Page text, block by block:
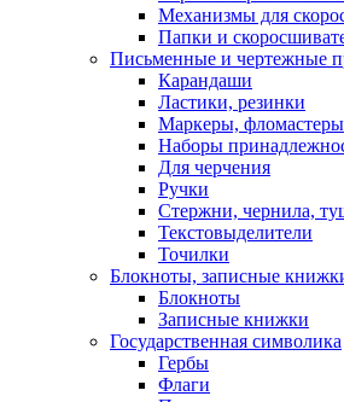
Механизмы для
Папки и
Письменные и чертежные
Карандаши
Ластики, резинки
Маркеры, фломастеры
Наборы
Для черчения
Ручки
Стержни, чернила,
Текстовыделители
Точилки
Блокноты, записные
Блокноты
Записные книжки
Государственная символика
Гербы
Флаги